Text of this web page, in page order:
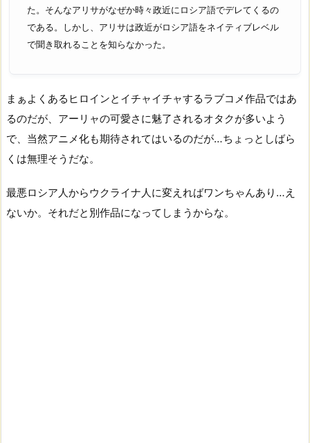
た。そんなアリサがなぜか時々政近にロシア語でデレてくるの
である。しかし、アリサは政近がロシア語をネイティブレベル
で聞き取れることを知らなかった。
まぁよくあるヒロインとイチャイチャするラブコメ作品ではあ
るのだが、アーリャの可愛さに魅了されるオタクが多いよう
で、当然アニメ化も期待されてはいるのだが…ちょっとしばら
くは無理そうだな。
最悪ロシア人からウクライナ人に変えればワンちゃんあり…え
ないか。それだと別作品になってしまうからな。